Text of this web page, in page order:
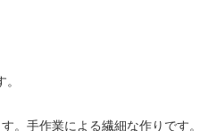
。
。手作業による繊細な作りです。